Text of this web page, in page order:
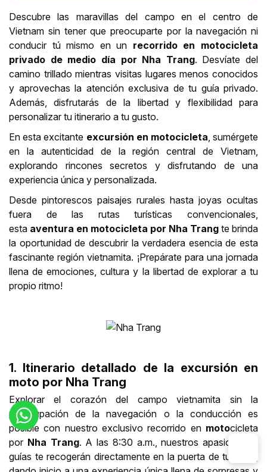
Descubre las maravillas del campo en el centro de
Vietnam sin tener que preocuparte por la navegación ni
conducir tú mismo en un recorrido en motocicleta
privado de medio día por Nha Trang. Desvíate del
camino trillado mientras visitas lugares menos conocidos
y aprovechas la atención exclusiva de tu guía privado.
Además, disfrutarás de la libertad y flexibilidad para
personalizar tu itinerario a tu gusto.
En esta excitante excursión en motocicleta, sumérgete
en la autenticidad de la región central de Vietnam,
explorando rincones secretos y disfrutando de una
experiencia única y personalizada.
Desde pintorescos paisajes rurales hasta joyas ocultas
fuera de las rutas turísticas convencionales,
esta aventura en motocicleta por Nha Trang te brinda
la oportunidad de descubrir la verdadera esencia de esta
fascinante región vietnamita. ¡Prepárate para una jornada
llena de emociones, cultura y la libertad de explorar a tu
propio ritmo!
1. Itinerario detallado de la excursión en
moto por Nha Trang
Explorar el corazón del campo vietnamita sin la
preocupación de la navegación o la conducción es
posible con nuestro exclusivo recorrido en motocicleta
por Nha Trang. A las 8:30 a.m., nuestros apasionados
guías te recogerán directamente en la puerta de tu hotel,